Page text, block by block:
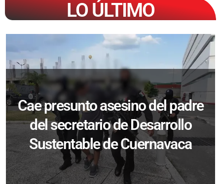
LO ÚLTIMO
Cae presunto asesino del padre
del secretario de Desarrollo
Sustentable de Cuernavaca